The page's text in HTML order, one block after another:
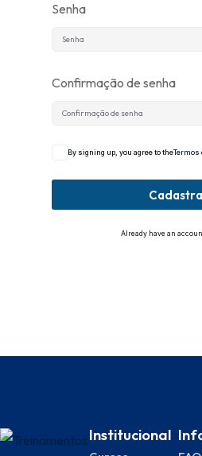
Senha
Confirmação de senha
By signing up, you agree to theTermos
Already have an
Institucional